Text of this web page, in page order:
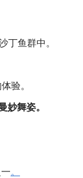
丁鱼群中。
验。
舞姿。
。